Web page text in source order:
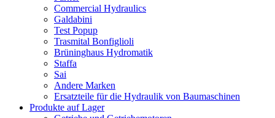
Commercial Hydraulics
Galdabini
Test Popup
Trasmital Bonfiglioli
Brüninghaus Hydromatik
Staffa
Sai
Andere Marken
Ersatzteile für die Hydraulik von Baumaschinen
Produkte auf Lager